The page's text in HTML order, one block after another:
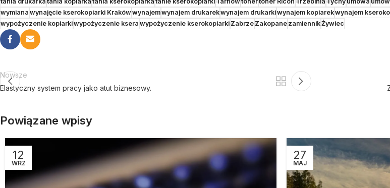
wymiana wynajęcie kserokopiarki Krakówwynajemwynajem drukarekwynajem drukarkiwynajem kopiarekwynajem
wypożyczenie kopiarkiwypożyczenie ksera wypożyczenie kserokopiarkiZabrzeZakopanezamiennikŻywiec
Nowsze
Elastyczny system pracy jako atut biznesowy.
Powiązane wpisy
12
WRZ
27
MAJ